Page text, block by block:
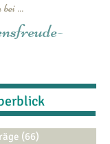
...
(66)